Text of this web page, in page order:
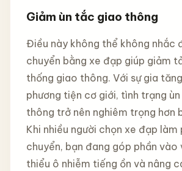
Giảm ùn tắc giao thông
Điều này không thể không nhắc
chuyển bằng xe đạp giúp giảm
thống giao thông. Với sự gia
phương tiện cơ giới, tình trạng
thông trở nên nghiêm trọng hơn
Khi nhiều người chọn xe đạp làm
chuyển, bạn đang góp phần vào
thiểu ô nhiễm tiếng ồn và nâng